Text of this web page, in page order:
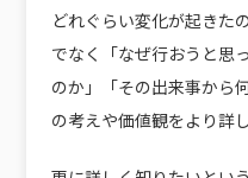
どれぐらい変化が起きた
でなく「なぜ行おうと思
のか」「その出来事から
の考えや価値観をより詳